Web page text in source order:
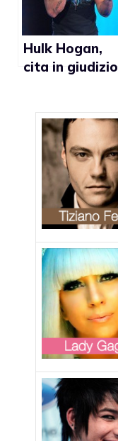
Hulk Hogan,
cita in giudizio
”Dice che ho
avuto una
relazione gay”